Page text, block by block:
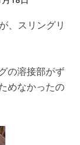
、スリングリ
の溶接部がず
めなかったの